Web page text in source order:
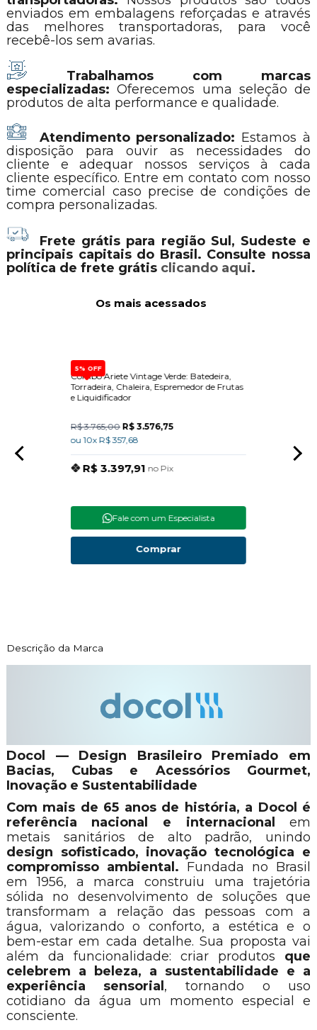
enviados em embalagens reforçadas e através
das melhores transportadoras, para você
recebê-los sem avarias.
Trabalhamos com marcas
especializadas:Oferecemos uma seleção de
produtos de alta performance e qualidade.
Atendimento personalizado: Estamos à
disposição para ouvir as necessidades do
cliente e adequar nossos serviços à cada
cliente específico. Entre em contato com nosso
time comercial caso precise de condições de
compra personalizadas.
Frete grátis para região Sul, Sudeste e
principais capitais do Brasil. Consulte nossa
política de frete grátis clicando aqui.
Os mais acessados
5% OFF
Combo Ariete Vintage Verde: Batedeira,
Torradeira, Chaleira, Espremedor de Frutas
e Liquidificador
R$ 3.765,00 R$ 3.576,75
ou 10x R$ 357,68
R$ 3.397,91 no Pix
Fale com um Especialista
Comprar
Descrição da Marca
Docol — Design Brasileiro Premiado em
Bacias, Cubas e Acessórios Gourmet,
Inovação e Sustentabilidade
Com mais de 65 anos de história, a Docol é
referência nacional e internacional em
metais sanitários de alto padrão, unindo
design sofisticado, inovação tecnológica e
compromisso ambiental. Fundada no Brasil
em 1956, a marca construiu uma trajetória
sólida no desenvolvimento de soluções que
transformam a relação das pessoas com a
água, valorizando o conforto, a estética e o
bem-estar em cada detalhe. Sua proposta vai
além da funcionalidade: criar produtos que
celebrem a beleza, a sustentabilidade e a
experiência sensorial, tornando o uso
cotidiano da água um momento especial e
consciente.